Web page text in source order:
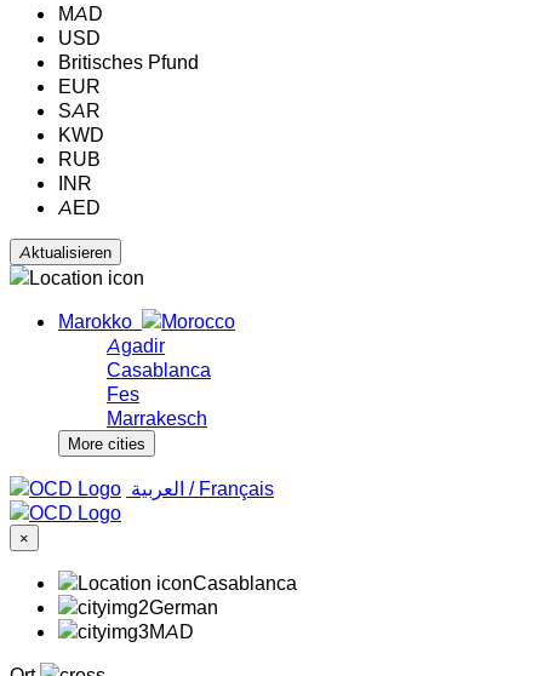
MAD
USD
Britisches Pfund
EUR
SAR
KWD
RUB
INR
AED
Marokko
Agadir
Casablanca
Fes
Marrakesch
More cities
‏العربية ‏ / Français
×
Casablanca
German
MAD